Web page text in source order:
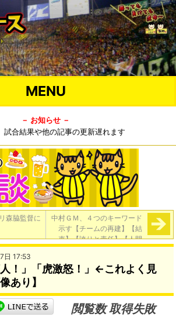
MENU
－ お知らせ －
試合結果や他の記事の更新遅れます
森脇監督に
中村ＧＭ、４つのキーワード
示す【チームの再建】【結
束】【誇りと責任】【人間
力】→
日 17:53
人！」「虎激怒！」←これよく見
あり】
閲覧数 取得失敗